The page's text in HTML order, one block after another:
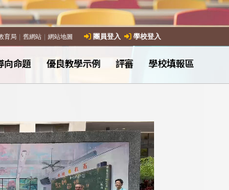
育局｜ 舊網站｜ 網站地圖 團員登入 學校登入
向命題 優良教學示例 評審 學校填報區